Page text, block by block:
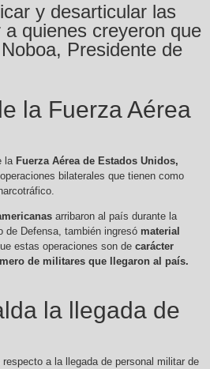
y desarticular las
quienes creyeron que
Presidente de
la Fuerza Aérea
la Fuerza Aérea de Estados Unidos,
bilaterales que tienen como
arribaron al país durante la
de Defensa, también ingresó material
estas operaciones son de carácter
de militares que llegaron al país.
la llegada de
a la llegada de personal militar de